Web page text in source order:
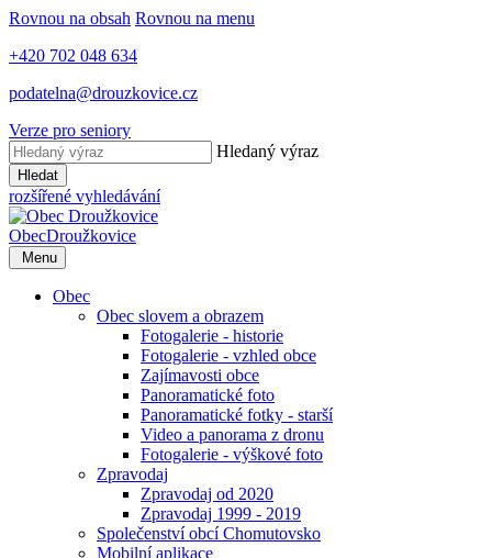
Rovnou na obsah Rovnou na menu
+420 702 048 634
podatelna@drouzkovice.cz
Verze pro seniory
Hledaný výraz
Hledat
rozšířené vyhledávání
ObecDroužkovice
Menu
Obec
Obec slovem a obrazem
Fotogalerie - historie
Fotogalerie - vzhled obce
Zajímavosti obce
Panoramatické foto
Panoramatické fotky - starší
Video a panorama z dronu
Fotogalerie - výškové foto
Zpravodaj
Zpravodaj od 2020
Zpravodaj 1999 - 2019
Společenství obcí Chomutovsko
Mobilní aplikace